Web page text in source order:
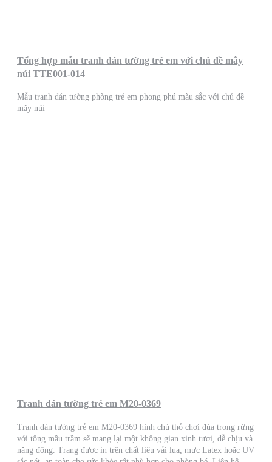
Tổng hợp mẫu tranh dán tường trẻ em với chủ đề mây
núi TTE001-014
Mẫu tranh dán tường phòng trẻ em phong phú màu sắc với chủ đề
mây núi
Tranh dán tường trẻ em M20-0369
Tranh dán tường trẻ em M20-0369 hình chú thỏ chơi đùa trong rừng
với tông mầu trầm sẽ mang lại một không gian xinh tươi, dễ chịu và
năng động. Trang được in trên chất liệu vải lụa, mực Latex hoặc UV